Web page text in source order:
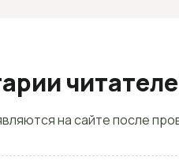
на сайте после